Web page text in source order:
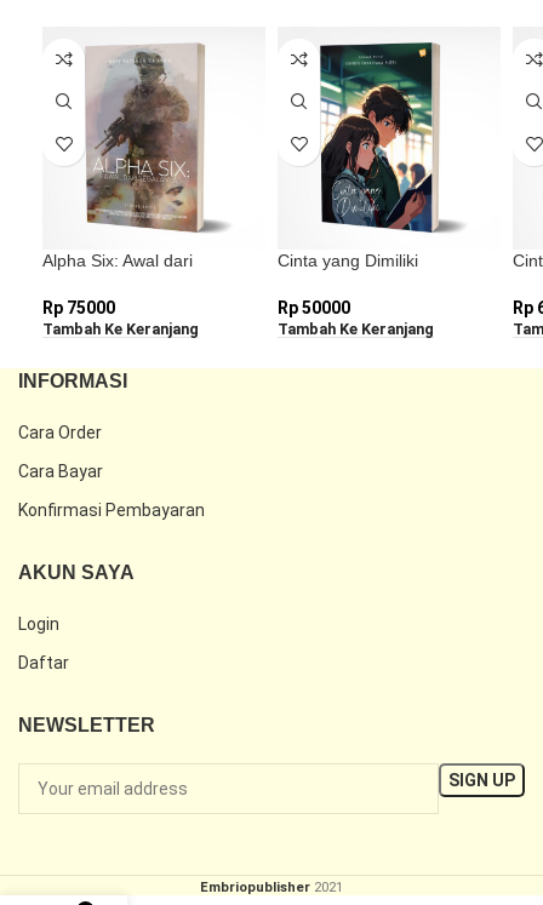
Alpha Six: Awal dari
Rp 75000
Tambah Ke Keranjang
Cinta yang Dimiliki
Rp50000
Tambah Ke Keranjang
Rp
INFORMASI
Cara Order
Cara Bayar
Konfirmasi Pembayaran
AKUN SAYA
Login
Daftar
NEWSLETTER
Embriopublisher 2021